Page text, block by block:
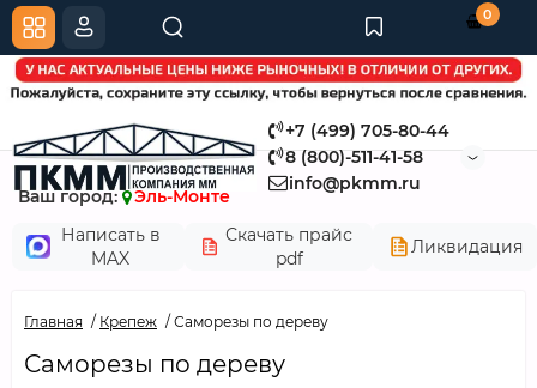
+7 (499) 705-80-44
8 (800)-511-41-58
info@pkmm.ru
Ваш город:
Эль-Монте
Написать в
MAX
Скачать прайс
pdf
Ликвидация
0
Главная Крепеж Саморезы по дереву
Саморезы по дереву